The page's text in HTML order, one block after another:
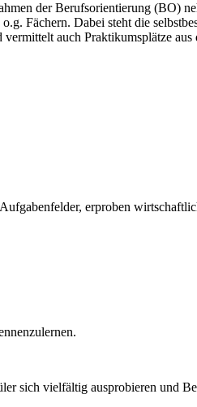
der Berufsorientierung (BO)
Fächern. Dabei steht die
auch Praktikumsplätze
erproben
sich vielfältig ausprobieren und